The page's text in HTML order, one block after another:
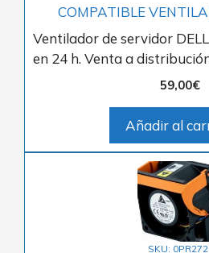
COMPATIBLE
Ventilador de servidor
en 24 h. Venta a
59,00€
Añadir al
SKU: 0PR272